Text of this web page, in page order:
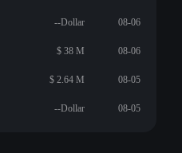
--Dollar 08-06
$ 38 M 08-06
$ 2.64 M 08-05
--Dollar 08-05